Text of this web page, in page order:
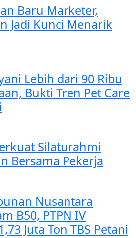
Baru Marketer,
Jadi Kunci Menarik
Lebih dari 90 Ribu
Bukti Tren Pet Care
Silaturahmi
Bersama Pekerja
Nusantara
B50, PTPN IV
Juta Ton TBS Petani